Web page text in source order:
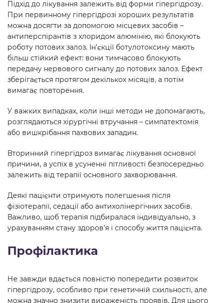
Підхід до лікування залежить від форми гіпергідрозу.
При первинному гіпергідрозі хороших результатів
можна досягти за допомогою місцевих засобів –
антиперспірантів з хлоридом алюмінію, які блокують
роботу потових залоз. Ін’єкції ботулотоксину мають
більш стійкий ефект: вони тимчасово блокують
передачу нервового сигналу до потових залоз. Ефект
зберігається протягом декількох місяців, а потім
вимагає повторення.
У важких випадках, коли інші методи не допомагають,
розглядаються хірургічні втручання – симпатектомія
або вишкрібання пахвових западин.
Вторинний гіпергідроз вимагає лікування основної
причини, а успіх в усуненні пітливості безпосередньо
залежить від терапії основного захворювання.
Деякі пацієнти отримують полегшення після
фізіотерапії, седації або антихолінергічних засобів.
Важливо, щоб терапія підбиралася індивідуально, з
урахуванням стану здоров’я і способу життя пацієнта.
Профілактика
Не завжди вдається повністю попередити розвиток
гіпергідрозу, особливо при генетичній схильності, але
можна значно знизити вираженість проявів. Для цього